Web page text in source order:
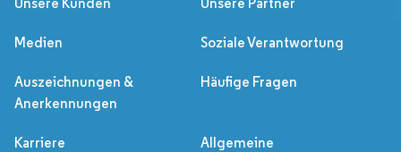
Medien Soziale Verantwortung
Auszeichnungen &
Anerkennungen
Häufige Fragen
Karriere
Allgemeine